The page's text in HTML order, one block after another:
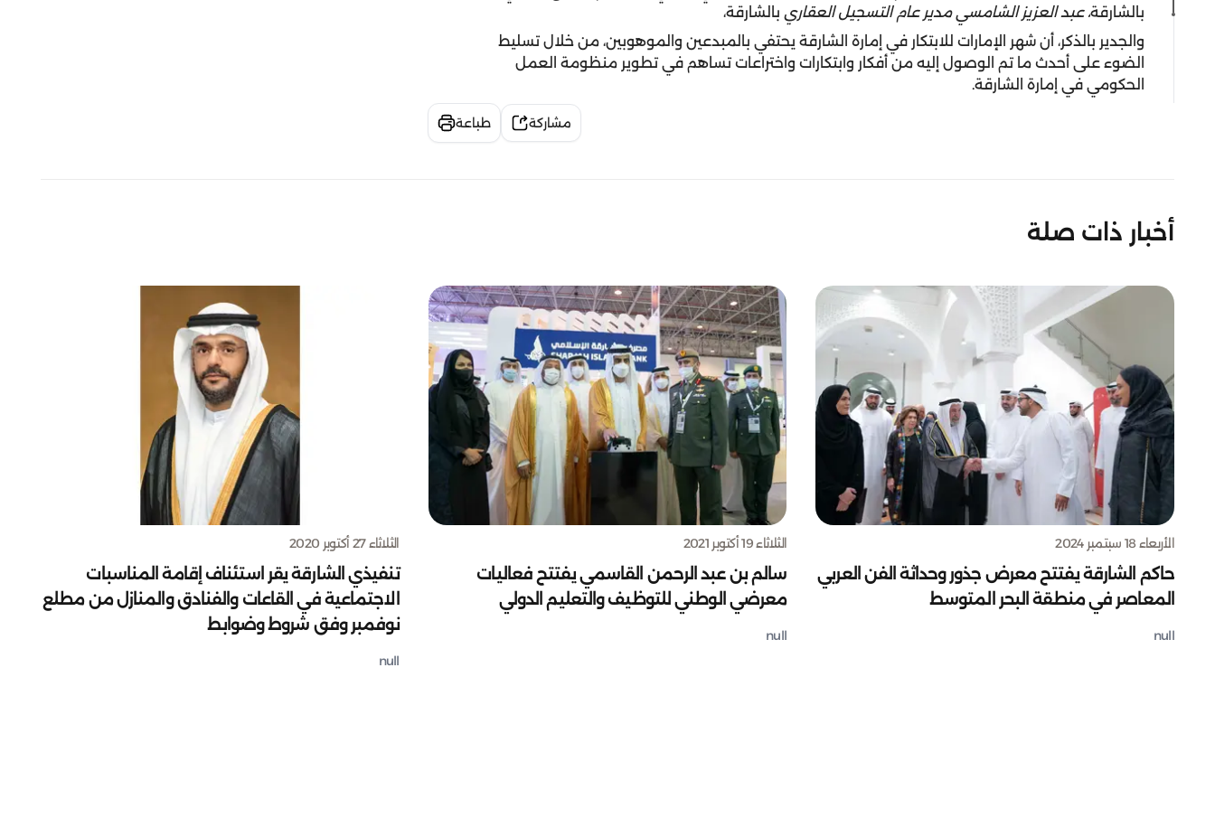
بالشارقة، عبد العزيز الشامسي مدير عام التسجيل العقاري بالشارقة،
والجدير بالذكر، أن شهر الإمارات للابتكار في إمارة الشارقة يحتفي بالمبدعين والموهوبين، من خلال تسليط
الضوء على أحدث ما تم الوصول إليه من أفكار وابتكارات واختراعات تساهم في تطوير منظومة العمل
الحكومي في إمارة الشارقة.
مشاركة طباعة
أخبار ذات صلة
الأربعاء 18 سبتمبر 2024
حاكم الشارقة يفتتح معرض جذور وحداثة الفن العربي
المعاصر في منطقة البحر المتوسط
null
الثلاثاء 19 أكتوبر 2021
سالم بن عبد الرحمن القاسمي يفتتح فعاليات
معرضي الوطني للتوظيف والتعليم الدولي
null
الثلاثاء 27 أكتوبر 2020
تنفيذي الشارقة يقر استئناف إقامة المناسبات
الاجتماعية في القاعات والفنادق والمنازل من مطلع
نوفمبر وفق شروط وضوابط
null